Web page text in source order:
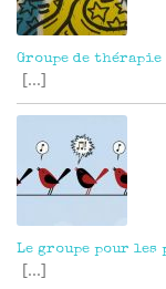
Groupe de
[...]
Le groupe pour les
[...]